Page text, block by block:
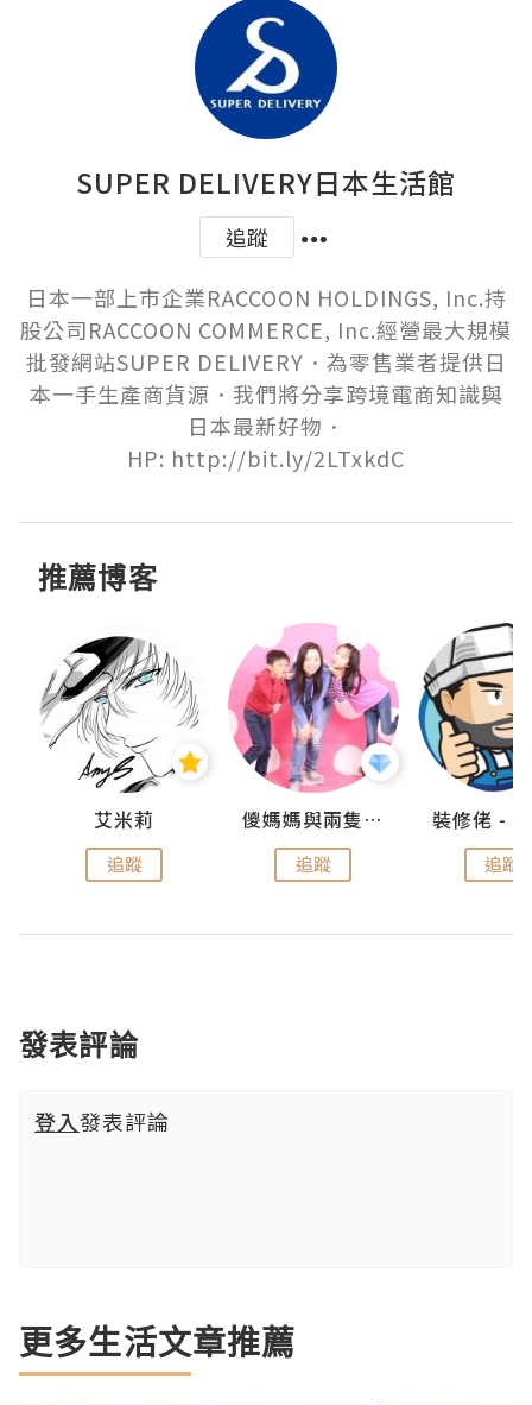
SUPER DELIVERY日本生活館
追蹤
日本一部上市企業RACCOON HOLDINGS, Inc.持
股公司RACCOON COMMERCE, Inc.經營最大規模
批發網站SUPER DELIVERY．為零售業者提供日
本一手生產商貨源．我們將分享跨境電商知識與
日本最新好物．
HP: http://bit.ly/2LTxkdC
推薦博客
艾米莉
追蹤
儍媽媽與兩隻小魔怪之家
追蹤 追蹤
發表評論
登入發表評論
更多生活文章推薦